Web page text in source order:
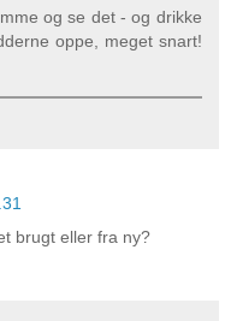
og se det - og drikke
oppe, meget snart!
brugt eller fra ny?